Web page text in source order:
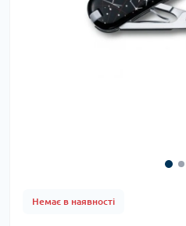
Немає в наявності